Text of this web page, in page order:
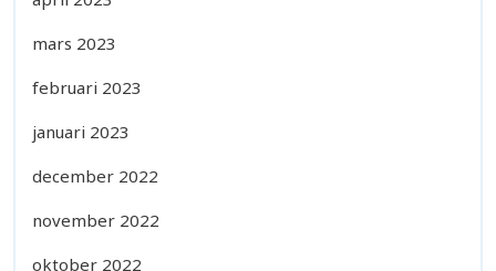
mars 2023
februari 2023
januari 2023
december 2022
november 2022
oktober 2022